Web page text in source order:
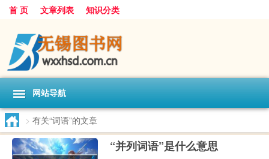
首 页 文章列表 知识分类
网站导航
> 有关“词语”的文章
“并列词语”是什么意思